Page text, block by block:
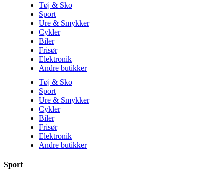
Tøj & Sko
Sport
Ure & Smykker
Cykler
Biler
Frisør
Elektronik
Andre butikker
Tøj & Sko
Sport
Ure & Smykker
Cykler
Biler
Frisør
Elektronik
Andre butikker
Sport